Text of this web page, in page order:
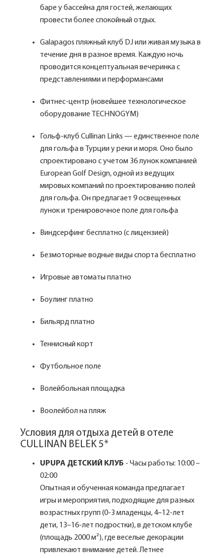
баре у бассейна для гостей, желающих
провести более спокойный отдых.
Galapagos пляжный клуб DJ или живая музыка в
течение дня в разное время. Каждую ночь
проводится концептуальная вечеринка с
представлениями и перформансами
Фитнес-центр (новейшее технологическое
оборудование TECHNOGYM)
Гольф-клуб Cullinan Links — единственное поле
для гольфа в Турции у реки и моря. Оно было
спроектировано с учетом 36 лунок компанией
European Golf Design, одной из ведущих
мировых компаний по проектированию полей
для гольфа. Он предлагает 9 освещенных
лунок и тренировочное поле для гольфа
Виндсерфинг бесплатно (с лицензией)
Безмоторные водные виды спорта бесплатно
Игровые автоматы платно
Боулинг платно
Бильярд платно
Теннисный корт
Футбольное поле
Волейбольная площадка
Воолейбол на пляж
Условия для отдыха детей в отеле
CULLINAN BELEK 5*
UPUPA ДЕТСКИЙ КЛУБ - Часы работы: 10:00 –
02:00
Опытная и обученная команда предлагает
игры и мероприятия, подходящие для разных
возрастных групп (0-3 младенцы, 4–12-лет
дети, 13–16-лет подростки), в детском клубе
(площадь 2000 м²), где веселые декорации
привлекают внимание детей. Летнее